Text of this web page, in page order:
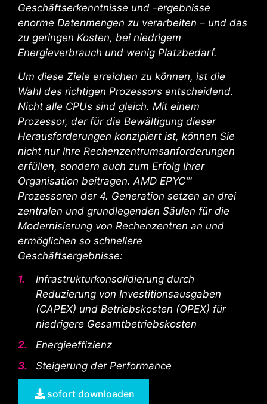
Geschäftserkenntnisse und -ergebnisse
enorme Datenmengen zu verarbeiten – und das
zu geringen Kosten, bei niedrigem
Energieverbrauch und wenig Platzbedarf.
Um diese Ziele erreichen zu können, ist die
Wahl des richtigen Prozessors entscheidend.
Nicht alle CPUs sind gleich. Mit einem
Prozessor, der für die Bewältigung dieser
Herausforderungen konzipiert ist, können Sie
nicht nur Ihre Rechenzentrumsanforderungen
erfüllen, sondern auch zum Erfolg Ihrer
Organisation beitragen. AMD EPYC™
Prozessoren der 4. Generation setzen an drei
zentralen und grundlegenden Säulen für die
Modernisierung von Rechenzentren an und
ermöglichen so schnellere
Geschäftsergebnisse:
Infrastrukturkonsolidierung durch
Reduzierung von Investitionsausgaben
(CAPEX) und Betriebskosten (OPEX) für
niedrigere Gesamtbetriebskosten
Energieeffizienz
Steigerung der Performance
sofort downloaden